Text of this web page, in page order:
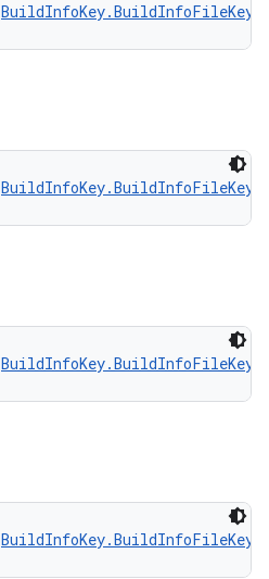
BuildInfoKey.BuildInfoFileKey
BuildInfoKey.BuildInfoFileKey
BuildInfoKey.BuildInfoFileKey
BuildInfoKey.BuildInfoFileKey